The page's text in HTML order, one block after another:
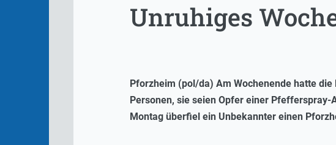
Unruhiges
Pforzheim (pol/da) Am Wochenende hatte
Personen, sie seien Opfer einer
Montag überfiel ein Unbekannter einen